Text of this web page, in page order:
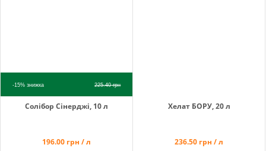
-15%знижка 225.40грн
Солібор Сінерджі, 10 л
196.00 грн / л
Хелат БОРУ, 20 л
236.50 грн / л